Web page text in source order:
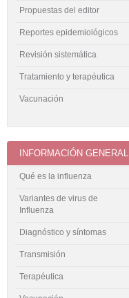
Propuestas del editor
Reportes epidemiológicos
Revisión sistemática
Tratamiento y terapéutica
Vacunación
INFORMACIÓN GENERAL
Qué es la influenza
Variantes de virus de
Influenza
Diagnóstico y síntomas
Transmisión
Terapéutica